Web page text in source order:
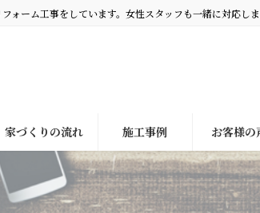
ーム工事をしています。女性スタッフも一緒に対応しま
家づくりの流れ 施工事例 お客様の